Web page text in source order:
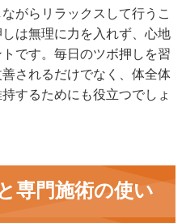
がらリラックスして行うこ
は無理に力を入れず、心地
です。毎日のツボ押しを習
されるだけでなく、体全体
するためにも役立つでしょ
専門施術の使い